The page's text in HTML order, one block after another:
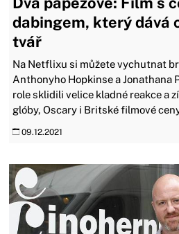
dabingem, který dává
tvář
Na Netflixu si můžete vychutnat
Anthonyho Hopkinse a Jonathana
role sklidili velice kladné reakce a
glóby, Oscary i Britské filmové
09.12.2021